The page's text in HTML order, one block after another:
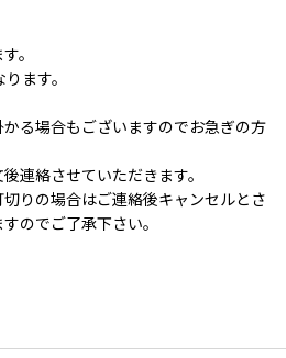
。
ます。
る場合もございますのでお急ぎの方
連絡させていただきます。
りの場合はご連絡後キャンセルとさ
のでご了承下さい。